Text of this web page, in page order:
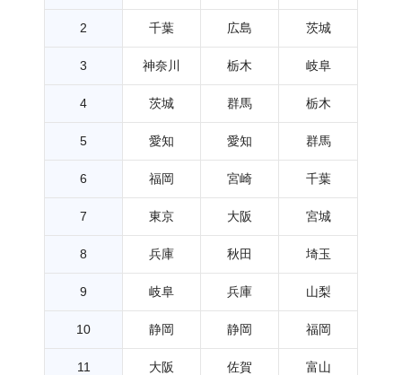
2 千葉 広島 茨城
3 神奈川 栃木 岐阜
4 茨城 群馬 栃木
5 愛知 愛知 群馬
6 福岡 宮崎 千葉
7 東京 大阪 宮城
8 兵庫 秋田 埼玉
9 岐阜 兵庫 山梨
10 静岡 静岡 福岡
11 大阪 佐賀 富山